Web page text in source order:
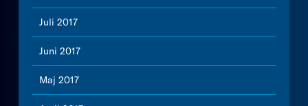
Juli 2017
Juni 2017
Maj 2017